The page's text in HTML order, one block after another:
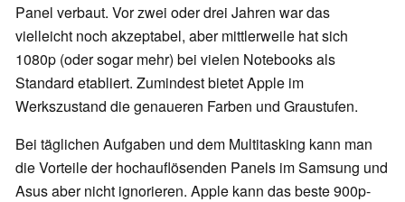
Panel verbaut. Vor zwei oder drei Jahren war das
vielleicht noch akzeptabel, aber mittlerweile hat sich
1080p (oder sogar mehr) bei vielen Notebooks als
Standard etabliert. Zumindest bietet Apple im
Werkszustand die genaueren Farben und Graustufen.
Bei täglichen Aufgaben und dem Multitasking kann man
die Vorteile der hochauflösenden Panels im Samsung und
Asus aber nicht ignorieren. Apple kann das beste 900p-